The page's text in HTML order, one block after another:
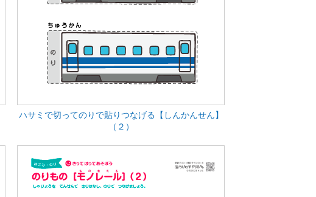
ハサミで切ってのりで貼りつなげる【しんかんせん】
（２）